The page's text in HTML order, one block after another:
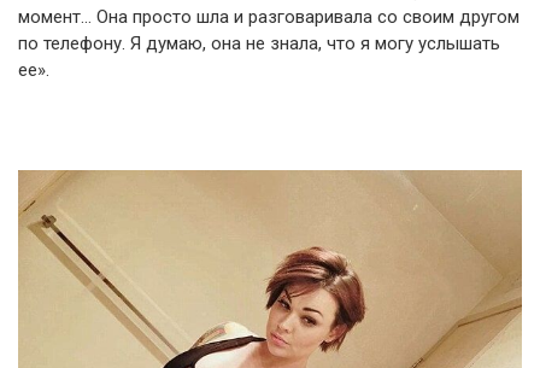
момент… Она просто шла и разговаривала со своим другом
по телефону. Я думаю, она не знала, что я могу услышать
ее».